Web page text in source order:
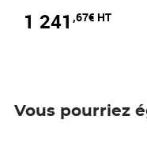
1 241 ,67€ HT
Vous pourriez